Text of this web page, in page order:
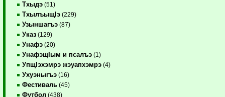
Тхыдэ (51)
ТхылъыщIэ (229)
Узыншагъэ (87)
Указ (129)
Унафэ (20)
УнафэщIым и псалъэ (1)
УпщIэхэмрэ жэуапхэмрэ (4)
Ухуэныгъэ (16)
Фестиваль (45)
Футбол (438)